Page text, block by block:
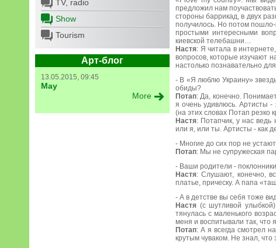
TV, radio
Show
Tourism
Арт-блог
13.05.2015, 09:45
May
More
предложил нам
стороны баррикад, в двух
получилось. Но потом
простыми интересными
киевской телебашни…
Настя: Я читала в
вопросов, которые изучают
настолько познавательно
- В «Я люблю Украину»
обиды?
Потап: Да, конечно.
я очень удивлюсь. Артисты
(на этих словах Потап резко
Настя: Потапчик, у нас
или я, или ты. Артисты - как
- Многие до сих пор не
Потап: Мы не супружеская
- Ваши родители -
Настя: Слушают, конечно,
платье, прическу. А папа
- А в детстве вы себя тоже
Настя (с шутливой
тянулась с маленького
меня и воспитывали так, что
Потап: А я всегда смотрел
крутым чуваком. Не знал, что